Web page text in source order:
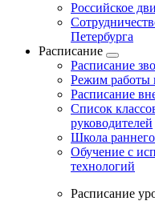
Российское
Петербурга
Расписание
Расписание
Режим работы
Расписание
Список
руководителей
Школа
Обучение с
технологий
Расписание